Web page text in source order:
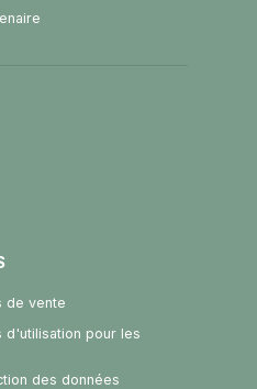
de vente
d'utilisation pour les
des données